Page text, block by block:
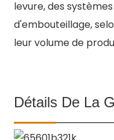
levure, des
d'embouteillage,
leur volume de
Détails De La